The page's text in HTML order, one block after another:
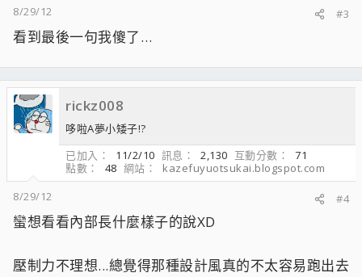
8/29/12
#3
看到最後一句我傻了…
rickz008
哆啦A夢小矮子!?
已加入
11/2/10 訊息 2,130 互動分數
71
點數
48 網站
kazefuyuotsukai.blogspot.com
8/29/12
#4
蠻想看看內部長什麼樣子的說XD
壓制力不理想...總覺得那種設計風真的不太容易跑出去